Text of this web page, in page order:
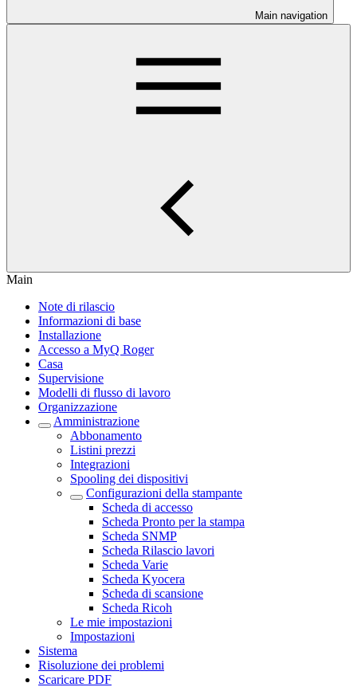
Main navigation
Main
Note di rilascio
Informazioni di base
Installazione
Accesso a MyQ Roger
Casa
Supervisione
Modelli di flusso di lavoro
Organizzazione
Amministrazione
Abbonamento
Listini prezzi
Integrazioni
Spooling dei dispositivi
Configurazioni della stampante
Scheda di accesso
Scheda Pronto per la stampa
Scheda SNMP
Scheda Rilascio lavori
Scheda Varie
Scheda Kyocera
Scheda di scansione
Scheda Ricoh
Le mie impostazioni
Impostazioni
Sistema
Risoluzione dei problemi
Scaricare PDF